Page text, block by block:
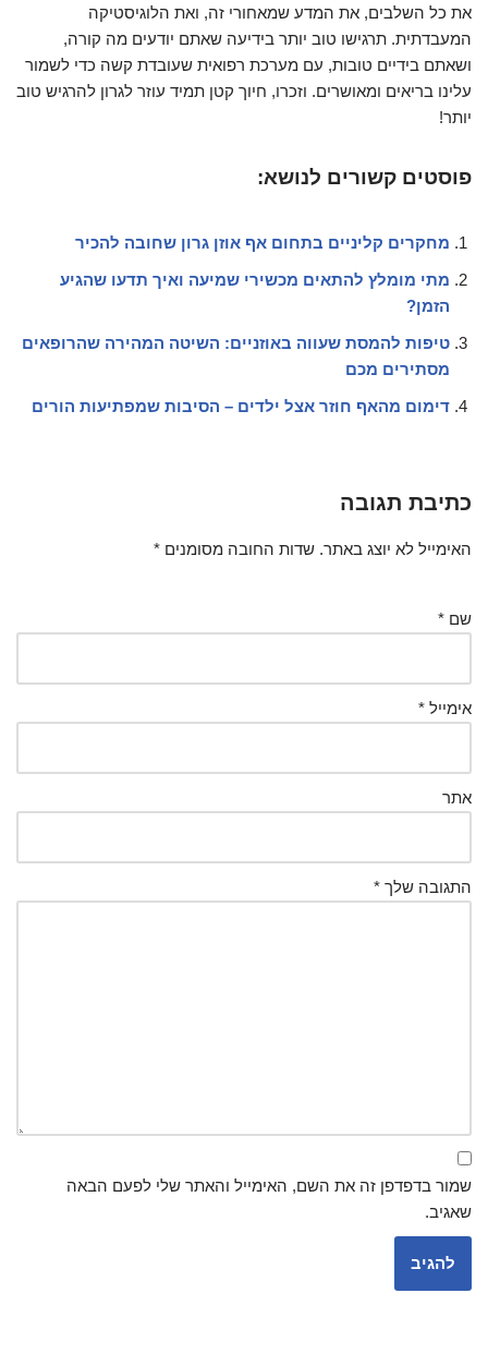
את כל השלבים, את המדע שמאחורי זה, ואת הלוגיסטיקה
המעבדתית. תרגישו טוב יותר בידיעה שאתם יודעים מה קורה,
ושאתם בידיים טובות, עם מערכת רפואית שעובדת קשה כדי לשמור
עלינו בריאים ומאושרים. וזכרו, חיוך קטן תמיד עוזר לגרון להרגיש טוב
יותר!
פוסטים קשורים לנושא:
מחקרים קליניים בתחום אף אוזן גרון שחובה להכיר
מתי מומלץ להתאים מכשירי שמיעה ואיך תדעו שהגיע
הזמן?
טיפות להמסת שעווה באוזניים: השיטה המהירה שהרופאים
מסתירים מכם
דימום מהאף חוזר אצל ילדים – הסיבות שמפתיעות הורים
כתיבת תגובה
האימייל לא יוצג באתר. שדות החובה מסומנים *
שם *
אימייל *
אתר
התגובה שלך *
שמור בדפדפן זה את השם, האימייל והאתר שלי לפעם הבאה
שאגיב.